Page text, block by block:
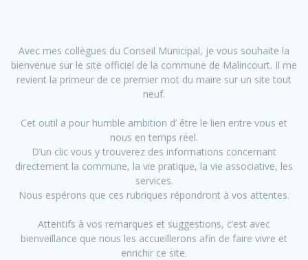
Avec mes collègues du Conseil Municipal, je vous souhaite la
bienvenue sur le site officiel de la commune de Malincourt. Il me
revient la primeur de ce premier mot du maire sur un site tout
neuf.
Cet outil a pour humble ambition d’ être le lien entre vous et
nous en temps réel.
D’un clic vous y trouverez des informations concernant
directement la commune, la vie pratique, la vie associative, les
services.
Nous espérons que ces rubriques répondront à vos attentes.
Attentifs à vos remarques et suggestions, c’est avec
bienveillance que nous les accueillerons afin de faire vivre et
enrichir ce site.